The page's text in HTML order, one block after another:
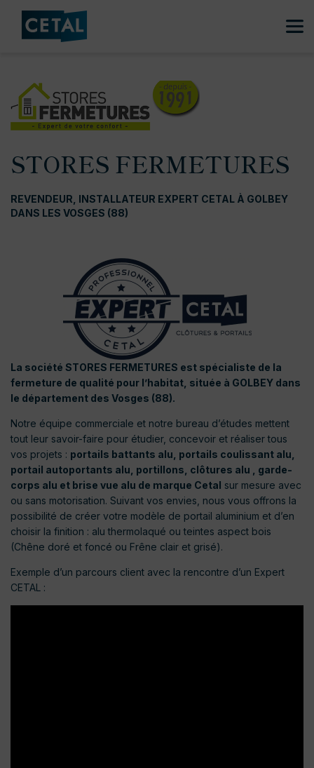
STORES FERMETURES
REVENDEUR, INSTALLATEUR EXPERT CETAL À GOLBEY
DANS LES VOSGES (88)
La société STORES FERMETURES est spécialiste de la
fermeture de qualité pour l’habitat, située à GOLBEY dans
le département des Vosges (88).
Notre équipe commerciale et notre bureau d’études mettent
tout leur savoir-faire pour étudier, concevoir et réaliser tous
vos projets : portails battants alu, portails coulissant alu,
portail autoportants alu, portillons, clôtures alu , garde-
corps alu et brise vue alu de marque Cetal sur mesure avec
ou sans motorisation. Suivant vos envies, nous vous offrons la
possibilité de créer votre modèle de portail aluminium et d’en
choisir la finition : alu thermolaqué ou teintes aspect bois
(Chêne doré et foncé ou Frêne clair et grisé).
Exemple d’un parcours client avec la rencontre d’un Expert
CETAL :